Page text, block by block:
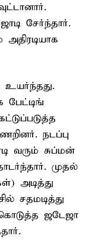
சேர்ந்தார்.
பேட்டிங்
நடப்பு
வரும் சுப்மன்
முதல்
அடித்து
சதமடித்து
ஜடேஜா